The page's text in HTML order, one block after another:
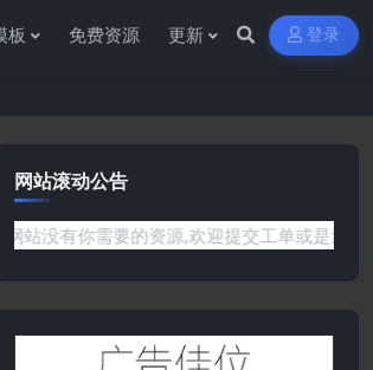
板 免费资源 更新 登录
网站滚动公告
需要的资源,欢迎提交工单或是添加客服微